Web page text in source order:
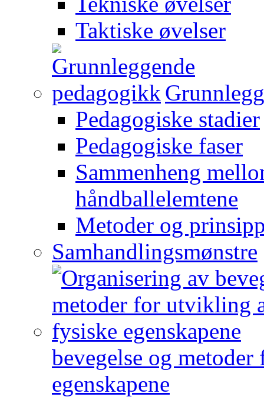
Taktiske øvelser
Pedagogiske stadier
Pedagogiske faser
Sammenheng
håndballelemtene
Metoder og
Samhandlingsmønstre
bevegelse og
egenskapene